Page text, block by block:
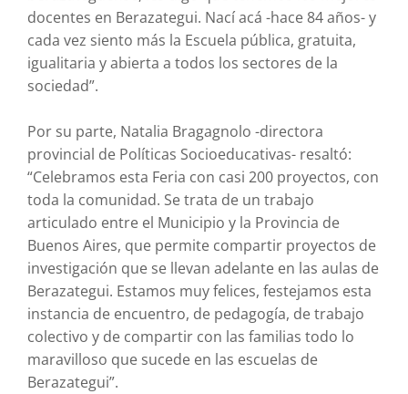
docentes en Berazategui. Nací acá -hace 84 años- y
cada vez siento más la Escuela pública, gratuita,
igualitaria y abierta a todos los sectores de la
sociedad”.
Por su parte, Natalia Bragagnolo -directora
provincial de Políticas Socioeducativas- resaltó:
“Celebramos esta Feria con casi 200 proyectos, con
toda la comunidad. Se trata de un trabajo
articulado entre el Municipio y la Provincia de
Buenos Aires, que permite compartir proyectos de
investigación que se llevan adelante en las aulas de
Berazategui. Estamos muy felices, festejamos esta
instancia de encuentro, de pedagogía, de trabajo
colectivo y de compartir con las familias todo lo
maravilloso que sucede en las escuelas de
Berazategui”.